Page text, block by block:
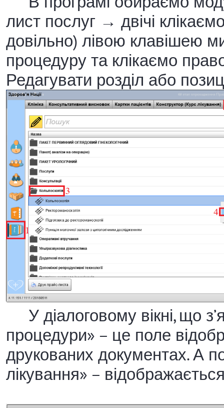
лист послуг → двічі
довільно) лівою клавішею
процедуру та клікаємо
Редагувати розділ або
У діалоговому вікні, що
процедури» – це поле
друкованих документах. А
лікування» –